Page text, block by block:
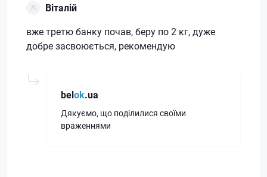
Віталій
вже третю банку почав, беру по 2 кг, дуже
добре засвоюється, рекомендую
belok.ua
Дякуємо, що поділилися своїми
враженнями